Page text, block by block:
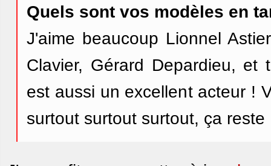
Quels sont vos modèles en
J'aime beaucoup Lionnel
Clavier, Gérard Depardieu, et
est aussi un excellent acteur !
surtout surtout surtout, ça